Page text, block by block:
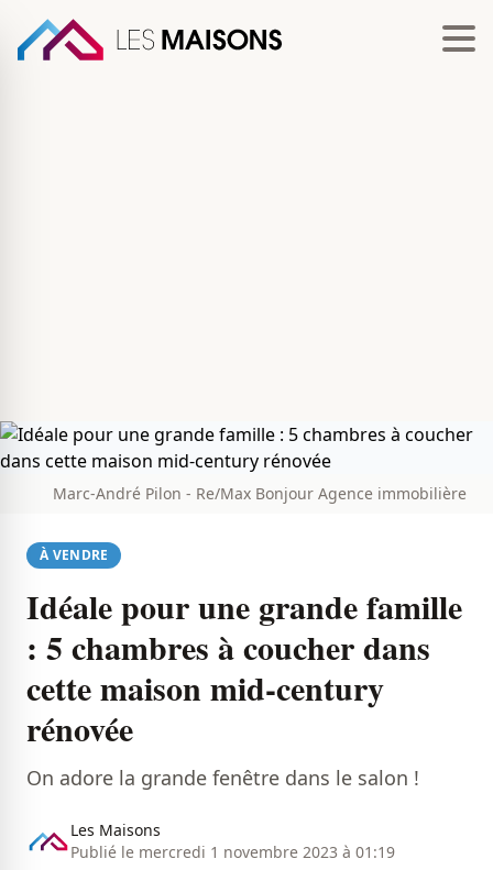
Marc-André Pilon - Re/Max Bonjour Agence immobilière
À VENDRE
Idéale pour une grande famille
: 5 chambres à coucher dans
cette maison mid-century
rénovée
On adore la grande fenêtre dans le salon !
Les Maisons
Publié le mercredi 1 novembre 2023 à 01:19